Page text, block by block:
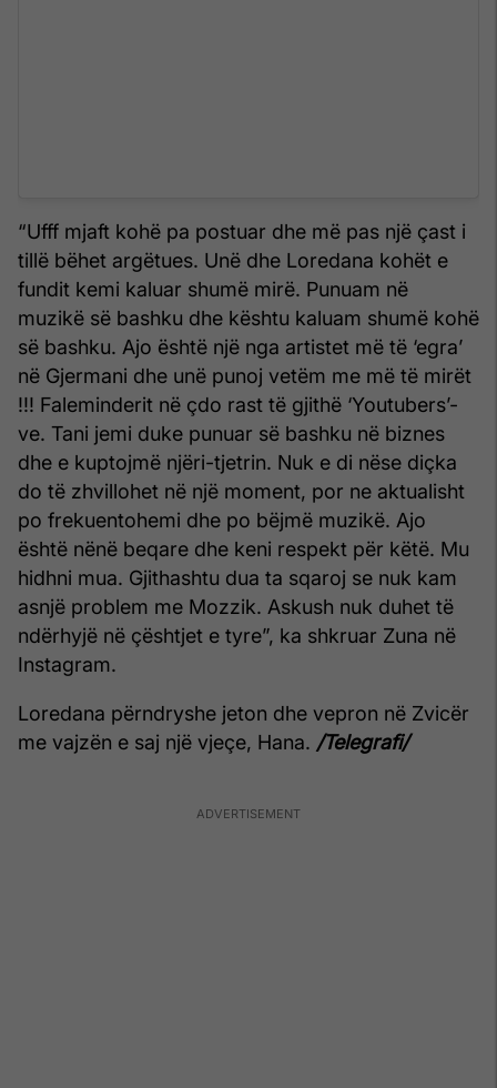
“Ufff mjaft kohë pa postuar dhe më pas një çast i
tillë bëhet argëtues. Unë dhe Loredana kohët e
fundit kemi kaluar shumë mirë. Punuam në
muzikë së bashku dhe kështu kaluam shumë kohë
së bashku. Ajo është një nga artistet më të ‘egra’
në Gjermani dhe unë punoj vetëm me më të mirët
!!! Faleminderit në çdo rast të gjithë ‘Youtubers’-
ve. Tani jemi duke punuar së bashku në biznes
dhe e kuptojmë njëri-tjetrin. Nuk e di nëse diçka
do të zhvillohet në një moment, por ne aktualisht
po frekuentohemi dhe po bëjmë muzikë. Ajo
është nënë beqare dhe keni respekt për këtë. Mu
hidhni mua. Gjithashtu dua ta sqaroj se nuk kam
asnjë problem me Mozzik. Askush nuk duhet të
ndërhyjë në çështjet e tyre”, ka shkruar Zuna në
Instagram.
Loredana përndryshe jeton dhe vepron në Zvicër
me vajzën e saj një vjeçe, Hana. /Telegrafi/